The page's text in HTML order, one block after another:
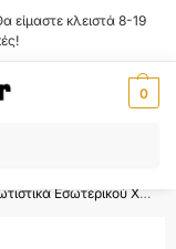
κλειστά 8-19
0
Εσωτερικού Χώρου